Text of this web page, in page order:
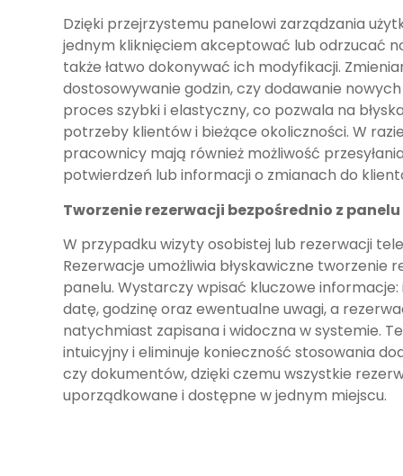
Dzięki przejrzystemu panelowi zarządzania
jednym kliknięciem akceptować lub odrzucać
także łatwo dokonywać ich modyfikacji.
dostosowywanie godzin, czy dodawanie
proces szybki i elastyczny, co pozwala na
potrzeby klientów i bieżące okoliczności. W
pracownicy mają również możliwość
potwierdzeń lub informacji o zmianach do
Tworzenie rezerwacji bezpośrednio z panelu
W przypadku wizyty osobistej lub rezerwacji
Rezerwacje umożliwia błyskawiczne tworzenie
panelu. Wystarczy wpisać kluczowe informacje:
datę, godzinę oraz ewentualne uwagi, a
natychmiast zapisana i widoczna w systemie.
intuicyjny i eliminuje konieczność stosowania
czy dokumentów, dzięki czemu wszystkie
uporządkowane i dostępne w jednym miejscu.